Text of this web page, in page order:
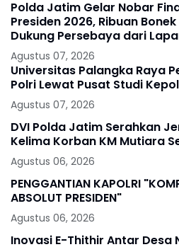
Polda Jatim Gelar Nobar
Presiden 2026, Ribuan
Dukung Persebaya dari
Mapolda
Agustus 07, 2026
Universitas Palangka Raya
Polri Lewat Pusat Studi
Agustus 07, 2026
DVI Polda Jatim Serahkan
Kelima Korban KM Mutiara
Agustus 06, 2026
PENGGANTIAN KAPOLRI "KOMPETENSI
ABSOLUT PRESIDEN"
Agustus 06, 2026
Inovasi E-Thithir Antar Desa